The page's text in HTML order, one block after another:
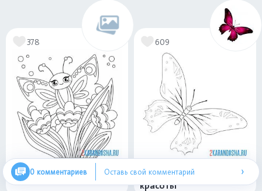
378
Бабочка в цветках
609
Бабочка неземной
красоты
0 комментариев Оставь свой комментарий ›